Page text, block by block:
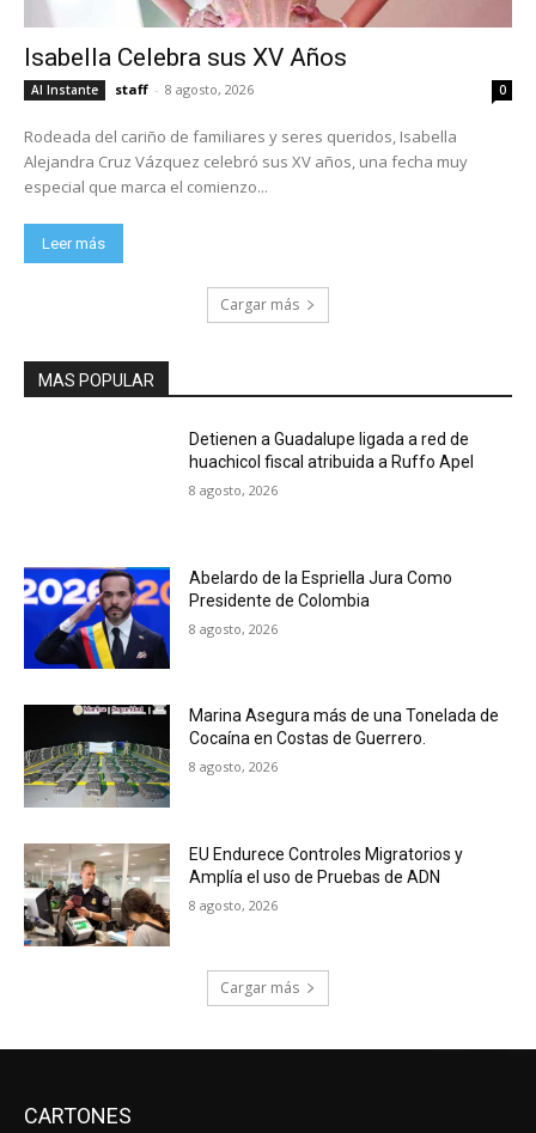
Isabella Celebra sus XV Años
Al Instante staff - 8 agosto, 2026 0
Rodeada del cariño de familiares y seres queridos, Isabella
Alejandra Cruz Vázquez celebró sus XV años, una fecha muy
especial que marca el comienzo...
Leer más
Cargar más
MAS POPULAR
Detienen a Guadalupe ligada a red de
huachicol fiscal atribuida a Ruffo Apel
8 agosto, 2026
Abelardo de la Espriella Jura Como
Presidente de Colombia
8 agosto, 2026
Marina Asegura más de una Tonelada de
Cocaína en Costas de Guerrero.
8 agosto, 2026
EU Endurece Controles Migratorios y
Amplía el uso de Pruebas de ADN
8 agosto, 2026
Cargar más
CARTONES